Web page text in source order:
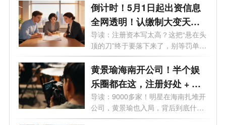
倒计时！5月1日起出资信息
全网透明！认缴制大变天，
这3条“逃债路”全被封死！
导读：注册资本写太高？这把“悬在头
顶的刀”终于要落下来了，别等罚单
才...
黄景瑜海南开公司！半个娱
乐圈都在这，注册好处 + 费
用一次说清
导读：9000多家！明星在海南扎堆开
公司，黄景瑜也入局，背后到底什么
信号...